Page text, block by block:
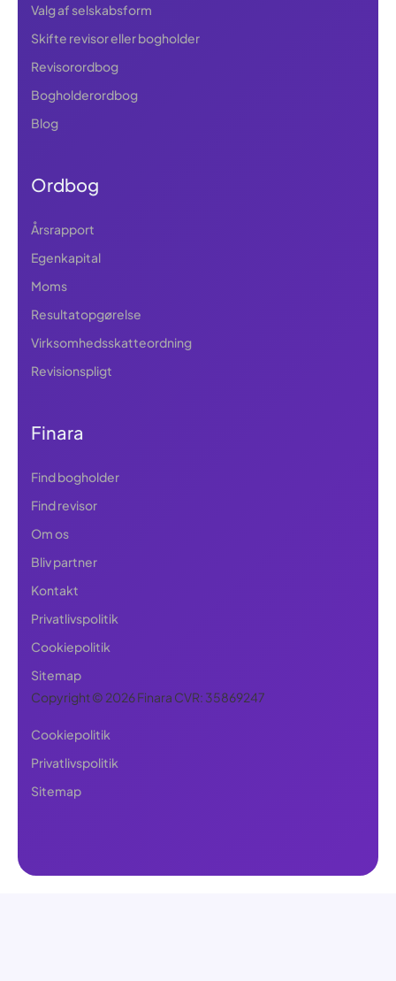
Valg af selskabsform
Skifte revisor eller bogholder
Revisorordbog
Bogholderordbog
Blog
Ordbog
Årsrapport
Egenkapital
Moms
Resultatopgørelse
Virksomhedsskatteordning
Revisionspligt
Finara
Find bogholder
Find revisor
Om os
Bliv partner
Kontakt
Privatlivspolitik
Cookiepolitik
Sitemap
Copyright © 2026 Finara CVR: 35869247
Cookiepolitik
Privatlivspolitik
Sitemap